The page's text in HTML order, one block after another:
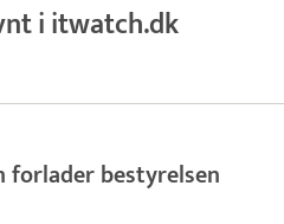
i itwatch.dk
forlader bestyrelsen